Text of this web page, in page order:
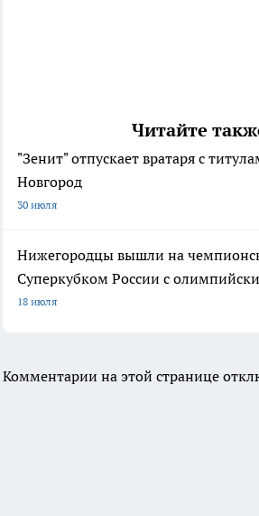
Читайте
"Зенит" отпускает вратаря с
Новгород
30 июля
Нижегородцы вышли на
Суперкубком России с
18 июля
Комментарии на этой странице